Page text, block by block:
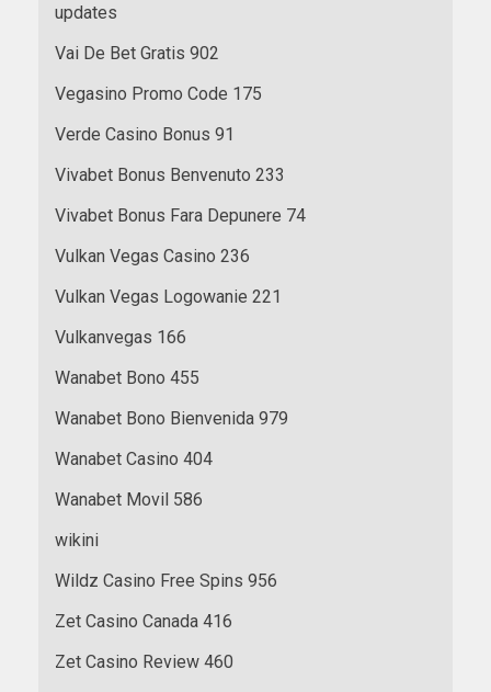
updates
Vai De Bet Gratis 902
Vegasino Promo Code 175
Verde Casino Bonus 91
Vivabet Bonus Benvenuto 233
Vivabet Bonus Fara Depunere 74
Vulkan Vegas Casino 236
Vulkan Vegas Logowanie 221
Vulkanvegas 166
Wanabet Bono 455
Wanabet Bono Bienvenida 979
Wanabet Casino 404
Wanabet Movil 586
wikini
Wildz Casino Free Spins 956
Zet Casino Canada 416
Zet Casino Review 460